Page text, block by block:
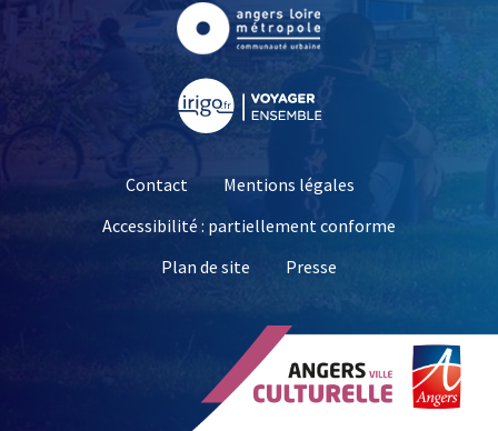
, Ouvre une nouvelle
Contact
Mentions légales
Accessibilité : partiellement conforme
Plan de site
Presse